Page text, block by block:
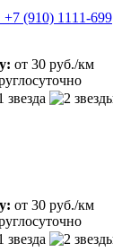
(910) 1111-699
от 30 руб./км
от 30 руб./км